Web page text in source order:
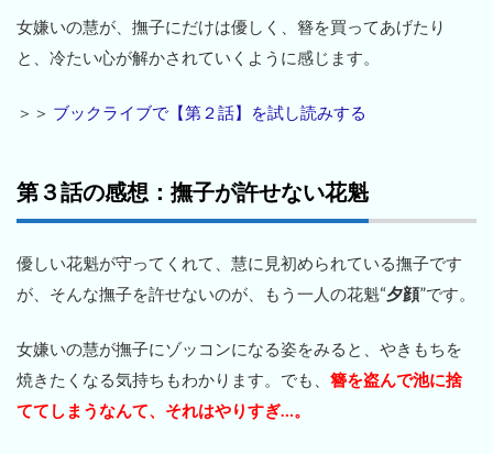
女嫌いの慧が、撫子にだけは優しく、簪を買ってあげたり
と、冷たい心が解かされていくように感じます。
＞＞ ブックライブで【第２話】を試し読みする
第３話の感想：撫子が許せない花魁
優しい花魁が守ってくれて、慧に見初められている撫子です
が、そんな撫子を許せないのが、もう一人の花魁“夕顔”です。
女嫌いの慧が撫子にゾッコンになる姿をみると、やきもちを
焼きたくなる気持ちもわかります。でも、 簪を盗んで池に捨
ててしまうなんて、それはやりすぎ…。